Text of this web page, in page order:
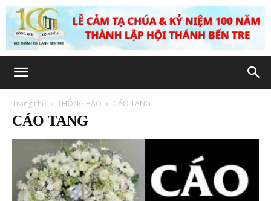
Trang chủ THÔNG BÁO CÁO TANG
CÁO TANG